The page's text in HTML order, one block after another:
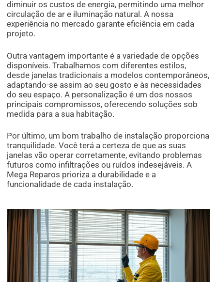
diminuir os custos de energia, permitindo uma melhor
circulação de ar e iluminação natural. A nossa
experiência no mercado garante eficiência em cada
projeto.
Outra vantagem importante é a variedade de opções
disponíveis. Trabalhamos com diferentes estilos,
desde janelas tradicionais a modelos contemporâneos,
adaptando-se assim ao seu gosto e às necessidades
do seu espaço. A personalização é um dos nossos
principais compromissos, oferecendo soluções sob
medida para a sua habitação.
Por último, um bom trabalho de instalação proporciona
tranquilidade. Você terá a certeza de que as suas
janelas vão operar corretamente, evitando problemas
futuros como infiltrações ou ruídos indesejáveis. A
Mega Reparos prioriza a durabilidade e a
funcionalidade de cada instalação.